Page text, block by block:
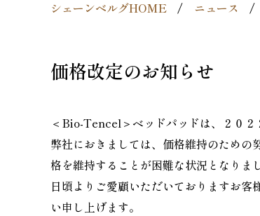
シェーンベルグHOME ニュース
価格改定のお知らせ
＜Bio-Tencel＞ベッドパッドは、２０２
弊社におきましては、価格維持のため
格を維持することが困難な状況となりま
日頃よりご愛顧いただいておりますお
い申し上げます。